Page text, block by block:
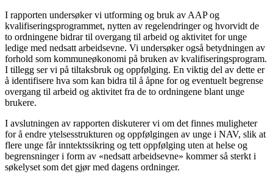
I rapporten undersøker vi utforming og bruk av AAP og
kvalifiseringsprogrammet, nytten av regelendringer og hvorvidt de
to ordningene bidrar til overgang til arbeid og aktivitet for unge
ledige med nedsatt arbeidsevne. Vi undersøker også betydningen av
forhold som kommuneøkonomi på bruken av kvalifiseringsprogram.
I tillegg ser vi på tiltaksbruk og oppfølging. En viktig del av dette er
å identifisere hva som kan bidra til å åpne for og eventuelt begrense
overgang til arbeid og aktivitet fra de to ordningene blant unge
brukere.
I avslutningen av rapporten diskuterer vi om det finnes muligheter
for å endre ytelsesstrukturen og oppfølgingen av unge i NAV, slik at
flere unge får inntektssikring og tett oppfølging uten at helse og
begrensninger i form av «nedsatt arbeidsevne» kommer så sterkt i
søkelyset som det gjør med dagens ordninger.